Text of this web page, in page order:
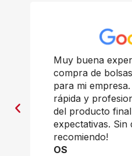
Muy buena
compra de
para mi
rápida y
del producto
expectativas. Sin
recomiendo!
OS